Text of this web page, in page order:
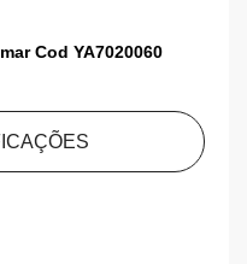
Cod YA7020060